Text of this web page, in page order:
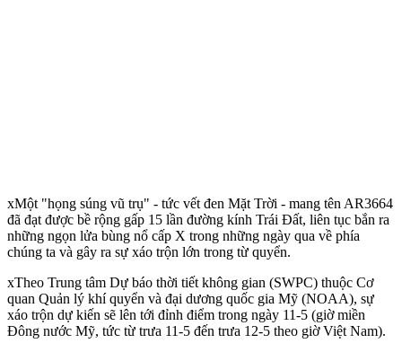
xMột "họng súng vũ trụ" - tức vết đen Mặt Trời - mang tên AR3664
đã đạt được bề rộng gấp 15 lần đường kính Trái Đất, liên tục bắn ra
những ngọn lửa bùng nổ cấp X trong những ngày qua về phía
chúng ta và gây ra sự xáo trộn lớn trong từ quyển.
xTheo Trung tâm Dự báo thời tiết không gian (SWPC) thuộc Cơ
quan Quản lý khí quyển và đại dương quốc gia Mỹ (NOAA), sự
xáo trộn dự kiến sẽ lên tới đỉnh điểm trong ngày 11-5 (giờ miền
Đông nước Mỹ, tức từ trưa 11-5 đến trưa 12-5 theo giờ Việt Nam).